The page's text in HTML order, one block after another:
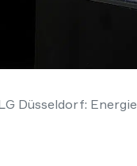
Düsseldorf: